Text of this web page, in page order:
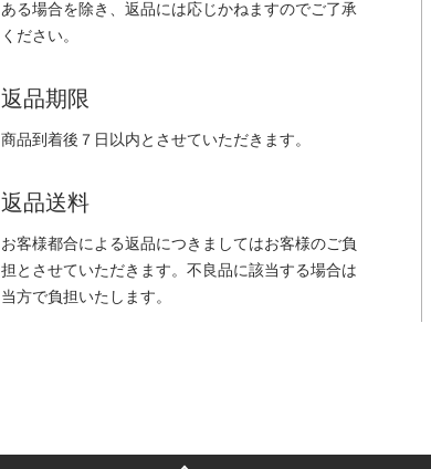
ある場合を除き、返品には応じかねますのでご了承
ください。
返品期限
商品到着後７日以内とさせていただきます。
返品送料
お客様都合による返品につきましてはお客様のご負
担とさせていただきます。不良品に該当する場合は
当方で負担いたします。